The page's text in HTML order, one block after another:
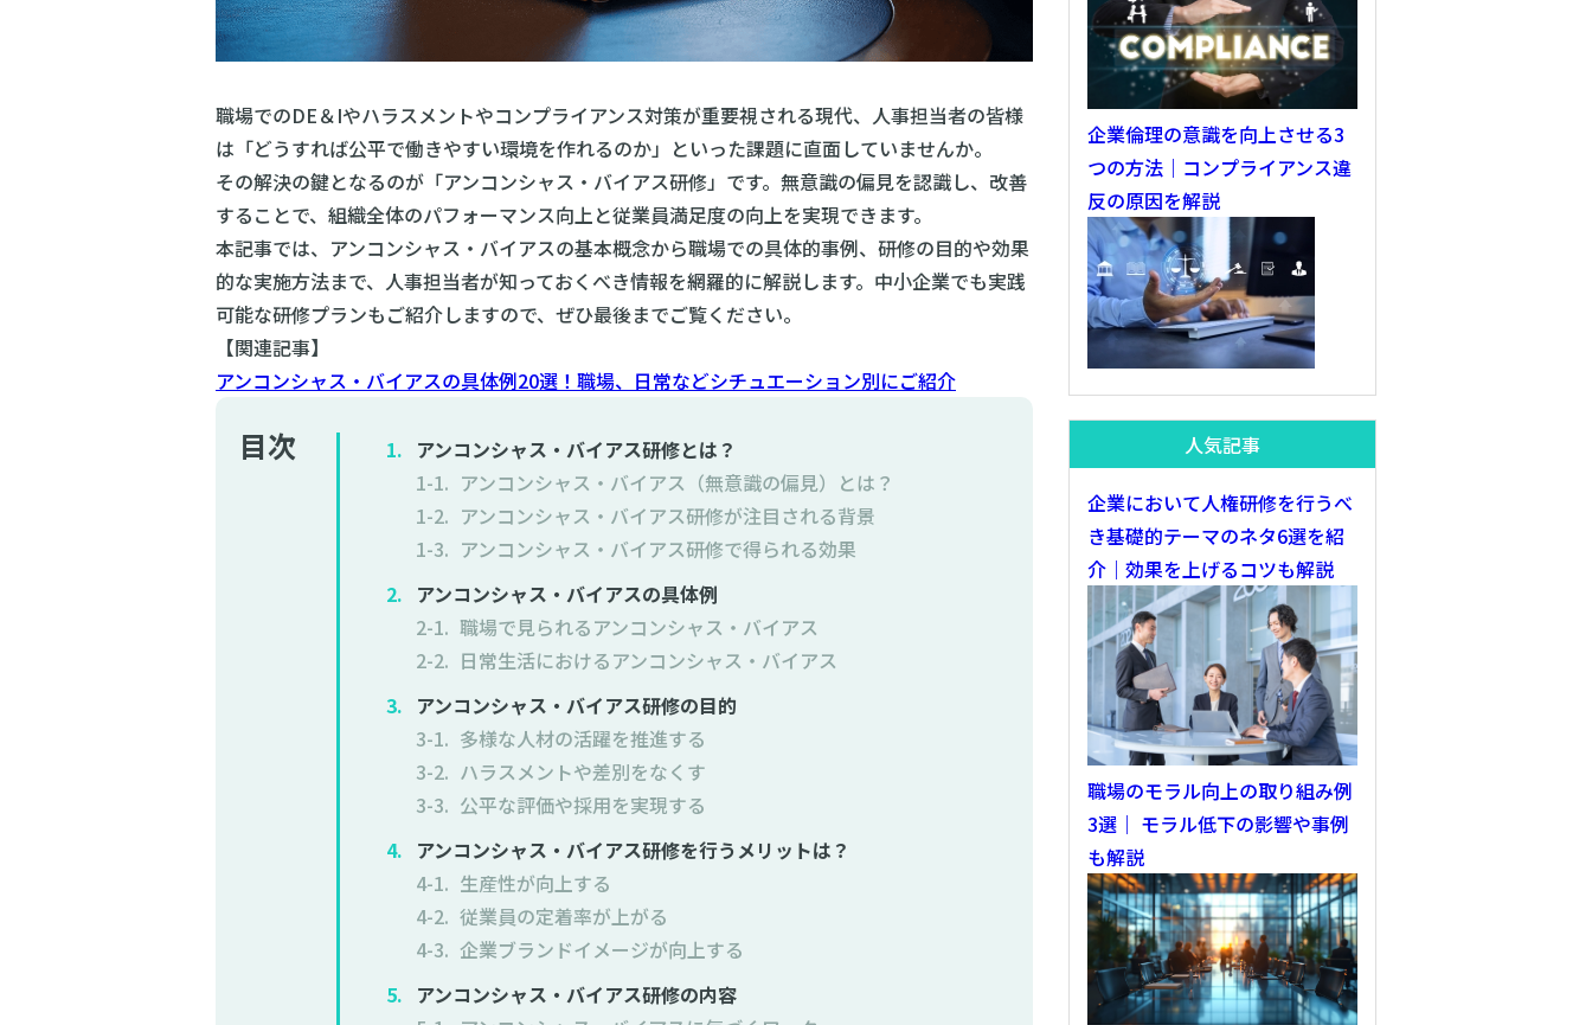
職場でのDE＆Iやハラスメントやコンプライアンス対策が重要視される現代、人事担当者の皆様
は「どうすれば公平で働きやすい環境を作れるのか」といった課題に直面していませんか。
その解決の鍵となるのが「アンコンシャス・バイアス研修」です。無意識の偏見を認識し、改善
することで、組織全体のパフォーマンス向上と従業員満足度の向上を実現できます。
本記事では、アンコンシャス・バイアスの基本概念から職場での具体的事例、研修の目的や効果
的な実施方法まで、人事担当者が知っておくべき情報を網羅的に解説します。中小企業でも実践
可能な研修プランもご紹介しますので、ぜひ最後までご覧ください。
【関連記事】
アンコンシャス・バイアスの具体例20選！職場、日常などシチュエーション別にご紹介
目次
アンコンシャス・バイアス研修とは？
アンコンシャス・バイアス（無意識の偏見）とは？
アンコンシャス・バイアス研修が注目される背景
アンコンシャス・バイアス研修で得られる効果
アンコンシャス・バイアスの具体例
職場で見られるアンコンシャス・バイアス
日常生活におけるアンコンシャス・バイアス
アンコンシャス・バイアス研修の目的
多様な人材の活躍を推進する
ハラスメントや差別をなくす
公平な評価や採用を実現する
アンコンシャス・バイアス研修を行うメリットは？
生産性が向上する
従業員の定着率が上がる
企業ブランドイメージが向上する
アンコンシャス・バイアス研修の内容
企業倫理の意識を向上させる3
つの方法｜コンプライアンス違
反の原因を解説
人気記事
企業において人権研修を行うべ
き基礎的テーマのネタ6選を紹
介｜効果を上げるコツも解説
職場のモラル向上の取り組み例
3選｜ モラル低下の影響や事例
も解説